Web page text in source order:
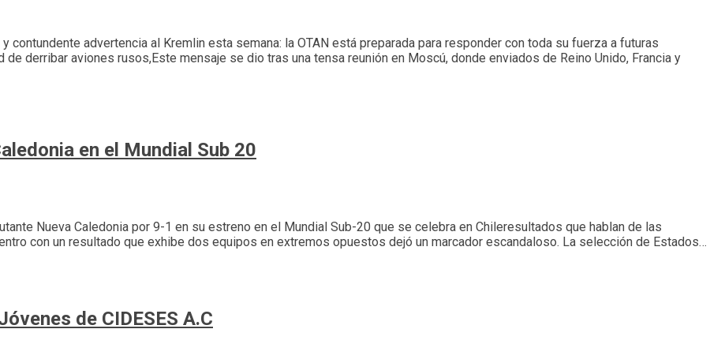
contundente advertencia al Kremlin esta semana: la OTAN está preparada para responder con toda su fuerza a futuras
derribar aviones rusos,Este mensaje se dio tras una tensa reunión en Moscú, donde enviados de Reino Unido, Francia y
en el Mundial Sub 20
Nueva Caledonia por 9-1 en su estreno en el Mundial Sub-20 que se celebra en Chileresultados que hablan de las
con un resultado que exhibe dos equipos en extremos opuestos dejó un marcador escandaloso. La selección de Estados…
de CIDESES A.C